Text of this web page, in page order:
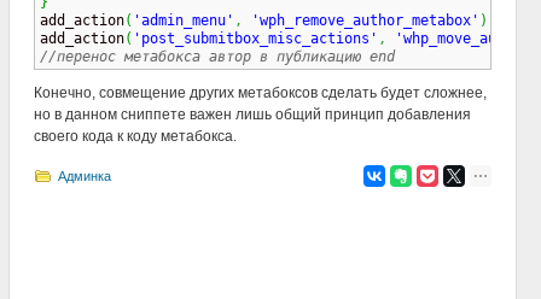
add_action( 'admin_menu' , 'wph_remove_author_metabox' )
add_action( 'post_submitbox_misc_actions' ,
//перенос метабокса автор в публикацию end
Конечно, совмещение других метабоксов сделать будет сложнее,
но в данном сниппете важен лишь общий принцип добавления
своего кода к коду метабокса.
Админка